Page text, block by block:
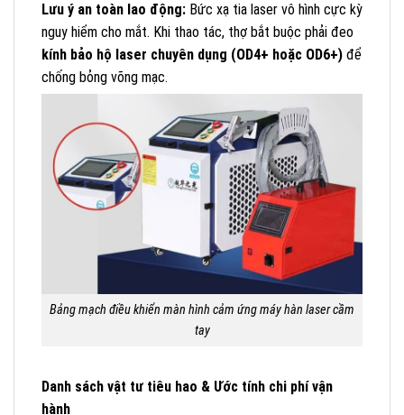
Lưu ý an toàn lao động: Bức xạ tia laser vô hình cực kỳ
nguy hiểm cho mắt. Khi thao tác, thợ bắt buộc phải đeo
kính bảo hộ laser chuyên dụng (OD4+ hoặc OD6+) để
chống bỏng võng mạc.
Bảng mạch điều khiển màn hình cảm ứng máy hàn laser cầm
tay
Danh sách vật tư tiêu hao & Ước tính chi phí vận
hành